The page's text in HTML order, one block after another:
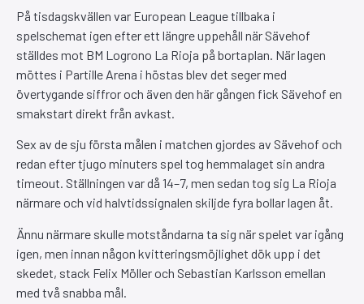
På tisdagskvällen var European League tillbaka i
spelschemat igen efter ett längre uppehåll när Sävehof
ställdes mot BM Logrono La Rioja på bortaplan. När lagen
möttes i Partille Arena i höstas blev det seger med
övertygande siffror och även den här gången fick Sävehof en
smakstart direkt från avkast.
Sex av de sju första målen i matchen gjordes av Sävehof och
redan efter tjugo minuters spel tog hemmalaget sin andra
timeout. Ställningen var då 14–7, men sedan tog sig La Rioja
närmare och vid halvtidssignalen skiljde fyra bollar lagen åt.
Ännu närmare skulle motståndarna ta sig när spelet var igång
igen, men innan någon kvitteringsmöjlighet dök upp i det
skedet, stack Felix Möller och Sebastian Karlsson emellan
med två snabba mål.